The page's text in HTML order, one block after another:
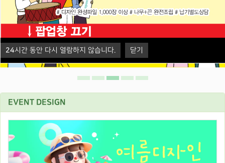
24시간 동안 다시 열람하지 않습니다. 닫기
EVENT DESIGN